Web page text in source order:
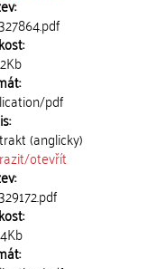
pdf
(anglicky)
otevřít